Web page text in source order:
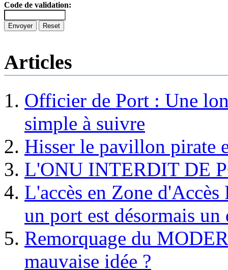
Code de validation:
Envoyer Reset
Articles
Officier de Port : Une
simple à suivre
Hisser le pavillon pirate
L'ONU INTERDIT DE
L'accès en Zone
un port est désormais un
Remorquage du
mauvaise idée ?